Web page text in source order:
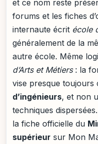
et ce nom reste
forums et les fiches
internaute écrit école
généralement de la
autre école. Même
d’Arts et Métiers: la
vise presque toujours
d’ingénieurs, et non
techniques
la fiche officielle du
supérieur sur Mon